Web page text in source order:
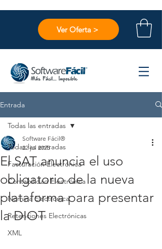
Ver Oferta >
Entrada
Todas las entradas
Facturación Electrónica
Contabilidad Electrónica
Nómina Electrónica
Retenciones Electrónicas
XML
Todas las entradas
El SAT anuncia el uso
obligatorio de la nueva
plataforma para presentar
la DIOT
Software Fácil®
22 jul 2025